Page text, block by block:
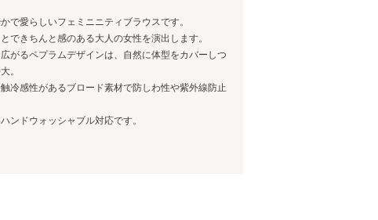
で愛らしいフェミニニティブラウスです。
できちんと感のある大人の女性を演出します。
がるペプラムデザインは、自然に体型をカバーしつ
。
冷感性があるブロード素材で防しわ性や紫外線防止
ンドウォッシャブル対応です。